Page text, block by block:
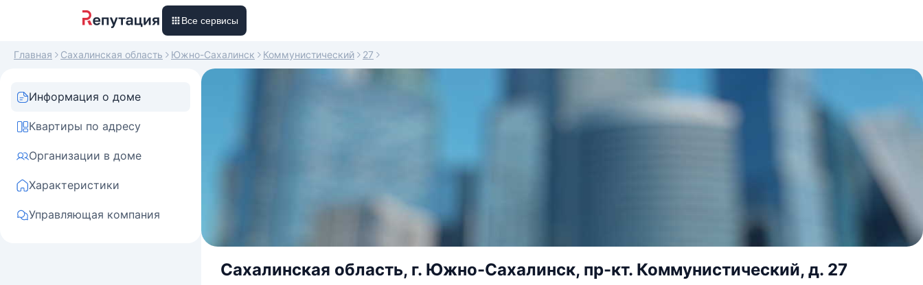
Все сервисы
Главная Сахалинская область Южно-Сахалинск Коммунистический 27
Информация о доме
Квартиры по адресу
Организации в доме
Характеристики
Управляющая компания
Сахалинская область, г. Южно-Сахалинск, пр-кт. Коммунистический, д. 27